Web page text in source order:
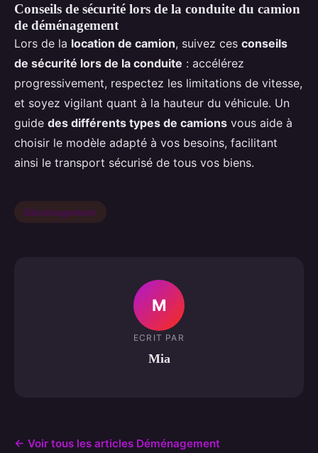
Conseils de sécurité lors de la conduite du camion
de déménagement
Lors de la location de camion, suivez ces conseils
de sécurité lors de la conduite : accélérez
progressivement, respectez les limitations de vitesse,
et soyez vigilant quant à la hauteur du véhicule. Un
guide des différents types de camions vous aide à
choisir le modèle adapté à vos besoins, facilitant
ainsi le transport sécurisé de tous vos biens.
Déménagement
M
ECRIT PAR
Mia
← Voir tous les articles Déménagement